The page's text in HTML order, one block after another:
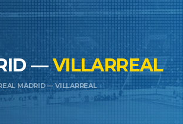
—VILLARREAL
MADRID — VILLARREAL